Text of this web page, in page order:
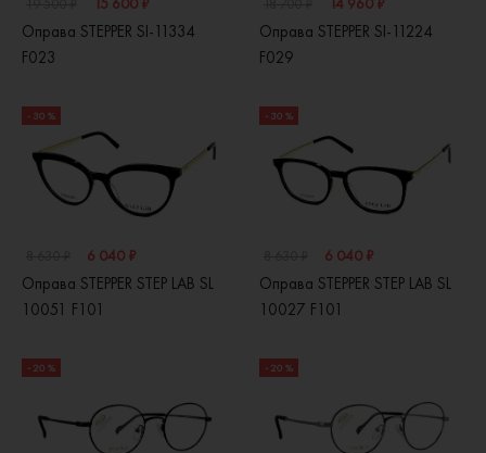
Оправа STEPPER SI-11334
F023
Оправа STEPPER SI-11224
F029
- 30 %
6 040 ₽
Оправа STEPPER STEP LAB SL
10051 F101
- 30 %
6 040 ₽
Оправа STEPPER STEP LAB SL
10027 F101
- 20 % - 20 %